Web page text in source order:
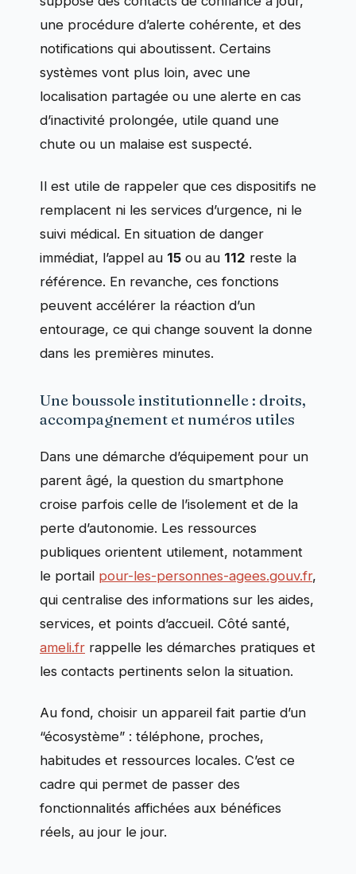
une procédure d’alerte cohérente, et des
notifications qui aboutissent. Certains
systèmes vont plus loin, avec une
localisation partagée ou une alerte en cas
d’inactivité prolongée, utile quand une
chute ou un malaise est suspecté.
Il est utile de rappeler que ces dispositifs ne
remplacent ni les services d’urgence, ni le
suivi médical. En situation de danger
immédiat, l’appel au 15 ou au 112 reste la
référence. En revanche, ces fonctions
peuvent accélérer la réaction d’un
entourage, ce qui change souvent la donne
dans les premières minutes.
Une boussole institutionnelle : droits,
accompagnement et numéros utiles
Dans une démarche d’équipement pour un
parent âgé, la question du smartphone
croise parfois celle de l’isolement et de la
perte d’autonomie. Les ressources
publiques orientent utilement, notamment
le portail pour-les-personnes-agees.gouv.fr,
qui centralise des informations sur les aides,
services, et points d’accueil. Côté santé,
ameli.fr rappelle les démarches pratiques et
les contacts pertinents selon la situation.
Au fond, choisir un appareil fait partie d’un
“écosystème” : téléphone, proches,
habitudes et ressources locales. C’est ce
cadre qui permet de passer des
fonctionnalités affichées aux bénéfices
réels, au jour le jour.